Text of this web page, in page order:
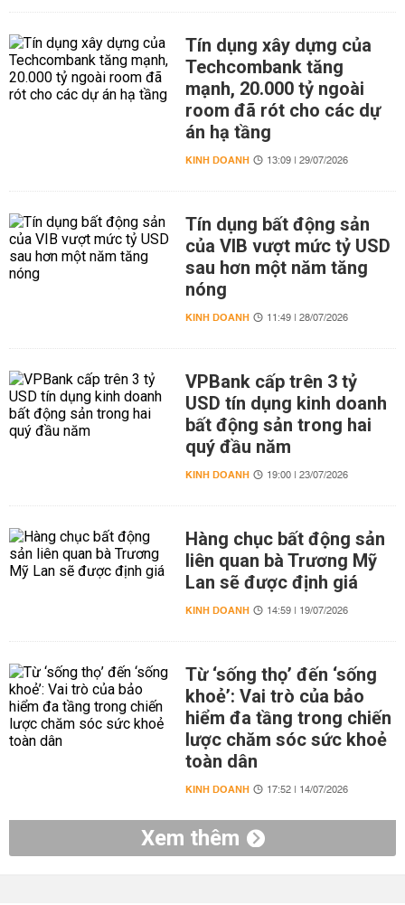
Tín dụng xây dựng của
Techcombank tăng
mạnh, 20.000 tỷ ngoài
room đã rót cho các dự
án hạ tầng
KINH DOANH 13:09 | 29/07/2026
Tín dụng bất động sản
của VIB vượt mức tỷ USD
sau hơn một năm tăng
nóng
KINH DOANH 11:49 | 28/07/2026
VPBank cấp trên 3 tỷ
USD tín dụng kinh doanh
bất động sản trong hai
quý đầu năm
KINH DOANH 19:00 | 23/07/2026
Hàng chục bất động sản
liên quan bà Trương Mỹ
Lan sẽ được định giá
KINH DOANH 14:59 | 19/07/2026
Từ ‘sống thọ’ đến ‘sống
khoẻ’: Vai trò của bảo
hiểm đa tầng trong chiến
lược chăm sóc sức khoẻ
toàn dân
KINH DOANH 17:52 | 14/07/2026
Xem thêm